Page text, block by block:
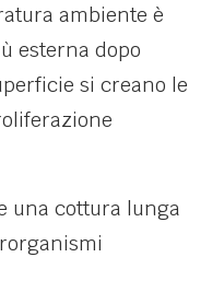
ambiente è
esterna dopo
si creano le
una cottura lunga